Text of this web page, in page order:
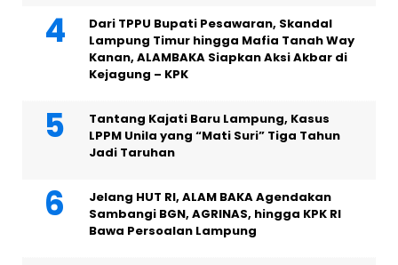
Dari TPPU Bupati Pesawaran, Skandal
Lampung Timur hingga Mafia Tanah Way
Kanan, ALAMBAKA Siapkan Aksi Akbar di
Kejagung – KPK
Tantang Kajati Baru Lampung, Kasus
LPPM Unila yang “Mati Suri” Tiga Tahun
Jadi Taruhan
Jelang HUT RI, ALAM BAKA Agendakan
Sambangi BGN, AGRINAS, hingga KPK RI
Bawa Persoalan Lampung